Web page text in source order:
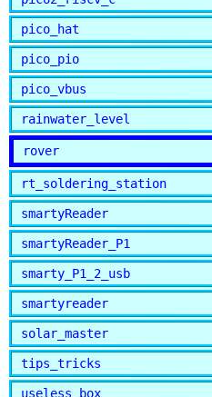
pico_hat
pico_pio
pico_vbus
rainwater_level
rover
rt_soldering_station
smartyReader
smartyReader_P1
smarty_P1_2_usb
smartyreader
solar_master
tips_tricks
useless_box